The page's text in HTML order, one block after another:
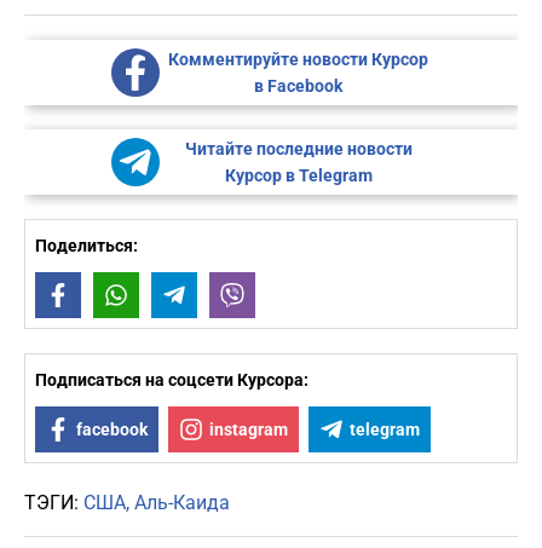
Комментируйте новости Курсор
в Facebook
Читайте последние новости
Курсор в Telegram
Поделиться:
FacebookWhatsAppTelegram
Подписаться на соцсети Курсора:
facebook instagram telegram
ТЭГИ: США Аль-Каида